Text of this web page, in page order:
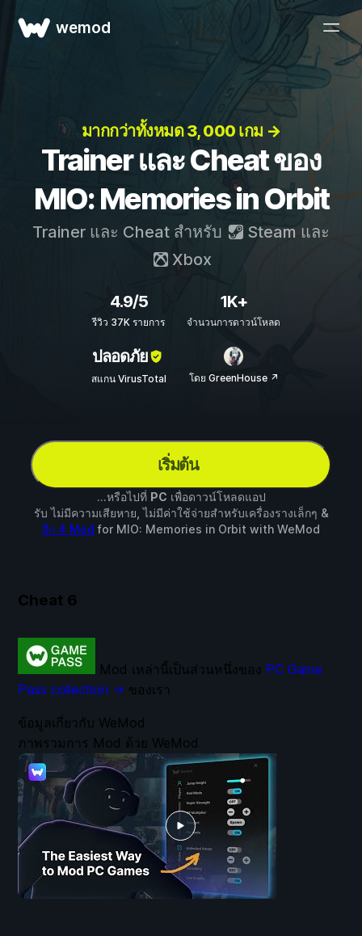
wemod
มากกว่าทั้งหมด 3, 000 เกม →
Trainer และ Cheat ของ
MIO: Memories in Orbit
Trainer และ Cheat สำหรับ Steam และ
Xbox
4.9/5
รีวิว 37K รายการ
1K+
จำนวนการดาวน์โหลด
ปลอดภัย
สแกน VirusTotal โดย GreenHouse ↗
เริ่มต้น
...หรือไปที่ PC เพื่อดาวน์โหลดแอป
รับ ไม่มีความเสียหาย, ไม่มีค่าใช้จ่ายสำหรับเครื่องรางเล็กๆ &
อีก 4 Mod for MIO: Memories in Orbit with WeMod
Cheat 6
ข้อมูลเกี่ยวกับ WeMod
ภาพรวมการ Mod ด้วย WeMod
Mod เหล่านี้เป็นส่วนหนึ่งของ PC Game
Pass collection → ของเรา